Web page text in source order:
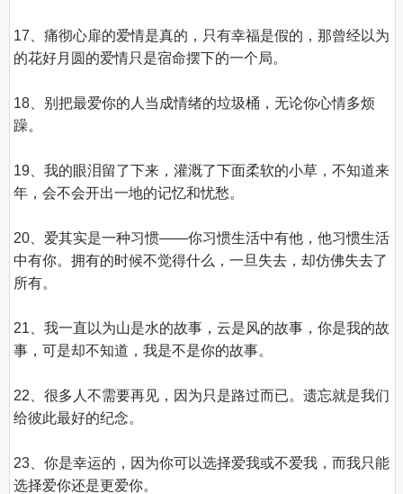
17、痛彻心扉的爱情是真的，只有幸福是假的，那曾经以为
的花好月圆的爱情只是宿命摆下的一个局。
18、别把最爱你的人当成情绪的垃圾桶，无论你心情多烦
躁。
19、我的眼泪留了下来，灌溉了下面柔软的小草，不知道来
年，会不会开出一地的记忆和忧愁。
20、爱其实是一种习惯——你习惯生活中有他，他习惯生活
中有你。拥有的时候不觉得什么，一旦失去，却仿佛失去了
所有。
21、我一直以为山是水的故事，云是风的故事，你是我的故
事，可是却不知道，我是不是你的故事。
22、很多人不需要再见，因为只是路过而已。遗忘就是我们
给彼此最好的纪念。
23、你是幸运的，因为你可以选择爱我或不爱我，而我只能
选择爱你还是更爱你。